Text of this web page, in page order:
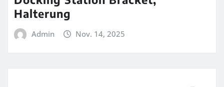
Halterung
Admin Nov. 14, 2025